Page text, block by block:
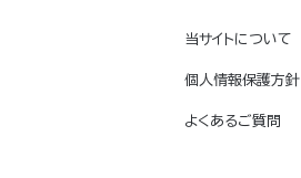
当サイトについて
個人情報保護方針
よくあるご質問